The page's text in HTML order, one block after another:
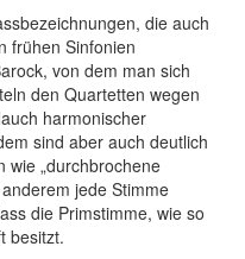
die auch
frühen Sinfonien
von dem man sich
den Quartetten wegen
harmonischer
sind aber auch deutlich
wie „durch­brochene
jede Stimme
die Primstimme, wie so
besitzt.